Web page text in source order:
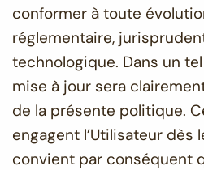
conformer à toute
réglementaire,
technologique. Dans un
mise à jour sera
de la présente politique.
engagent l’Utilisateur dès
convient par conséquent